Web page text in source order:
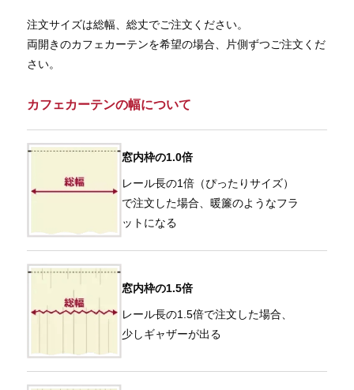
注文サイズは総幅、総丈でご注文ください。
両開きのカフェカーテンを希望の場合、片側ずつご注文くだ
さい。
カフェカーテンの幅について
窓内枠の1.0倍
レール長の1倍（ぴったりサイズ）
で注文した場合、暖簾のようなフラ
ットになる
窓内枠の1.5倍
レール長の1.5倍で注文した場合、
少しギャザーが出る